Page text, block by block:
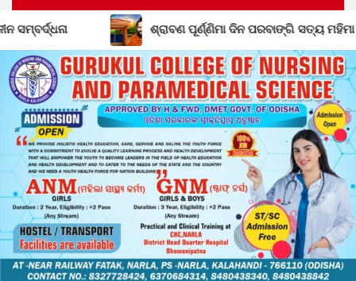
ପୂର୍ଣ୍ଣିମା ଦିନ ପରବାଙ୍ଗି ସତ୍ୟ ମହିମା ଆଶ୍ରମରେ ମହାସମାରୋହରେ ପାଳିତ